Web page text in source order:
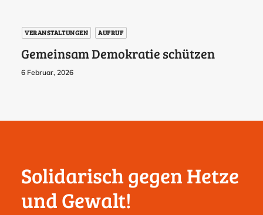
VERANSTALTUNGEN AUFRUF
Gemeinsam Demokratie schützen
6 Februar, 2026
Solidarisch gegen Hetze
und Gewalt!